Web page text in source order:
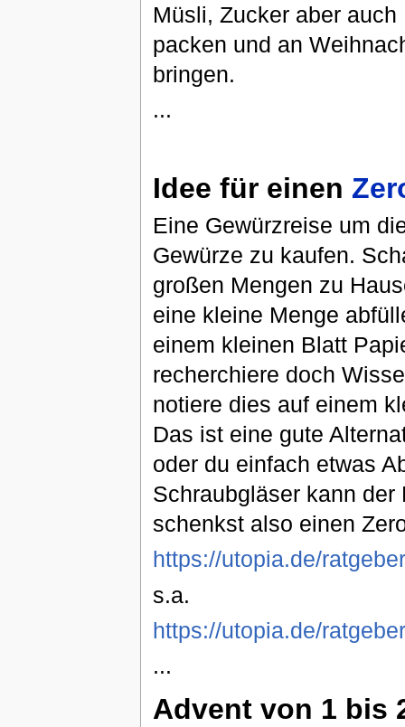
Müsli, Zucker aber
packen und an
bringen.
...
Idee für einen
Eine Gewürzreise um
Gewürze zu kaufen.
großen Mengen zu
eine kleine Menge
einem kleinen Blatt
recherchiere doch
notiere dies auf einem
Das ist eine gute
oder du einfach etwas
Schraubgläser kann
schenkst also einen
https://utopia.de/
s.a.
https://utopia.de/
...
Advent von 1 bis